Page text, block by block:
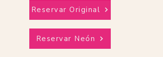
Reservar Original
Reservar Neón